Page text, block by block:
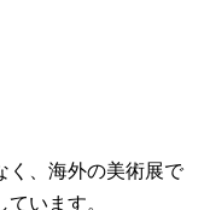
く、海外の美術展で
います。